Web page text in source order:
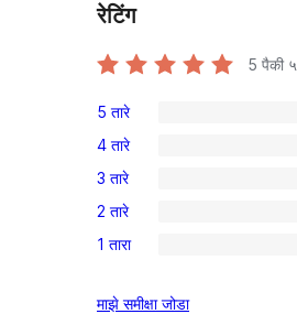
रेटिंग
5 पैकी
4
5-
तारांकित
परीक्षणे
5 तारे
0
4-
तारांकित
परीक्षणे
4 तारे
0
3-
तारांकित
3 तारे
0
2-
परीक्षणे
2 तारे
0
तारांकित
1 तारा
माझे समीक्षा जोडा